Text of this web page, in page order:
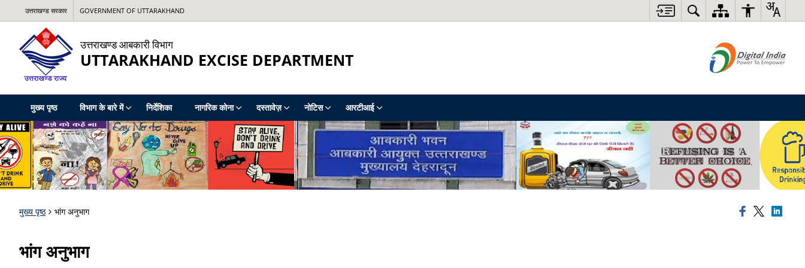
उत्तराखण्ड सरकार GOVERNMENT OF UTTARAKHAND
उत्तराखण्ड आबकारी विभाग
UTTARAKHAND EXCISE DEPARTMENT
मुख्य पृष्ठ विभाग के बारे में निर्देशिका नागरिक कोना दस्तावेज़ नोटिस आरटीआई
मुख्य पृष्ठ भांग अनुभाग
भांग अनुभाग